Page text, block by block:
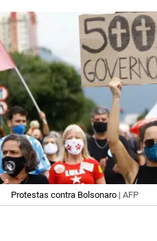
Protestas contra Bolsonaro | AFP